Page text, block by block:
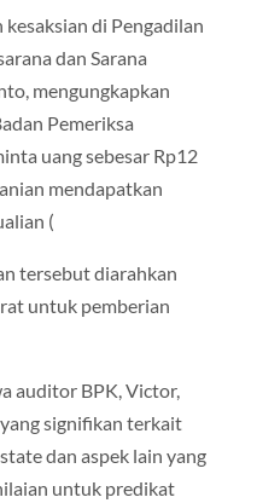
di Pengadilan
dan Sarana
mengungkapkan
Pemeriksa
uang sebesar Rp12
mendapatkan
(
tersebut diarahkan
untuk pemberian
auditor BPK, Victor,
signifikan terkait
dan aspek lain yang
untuk predikat